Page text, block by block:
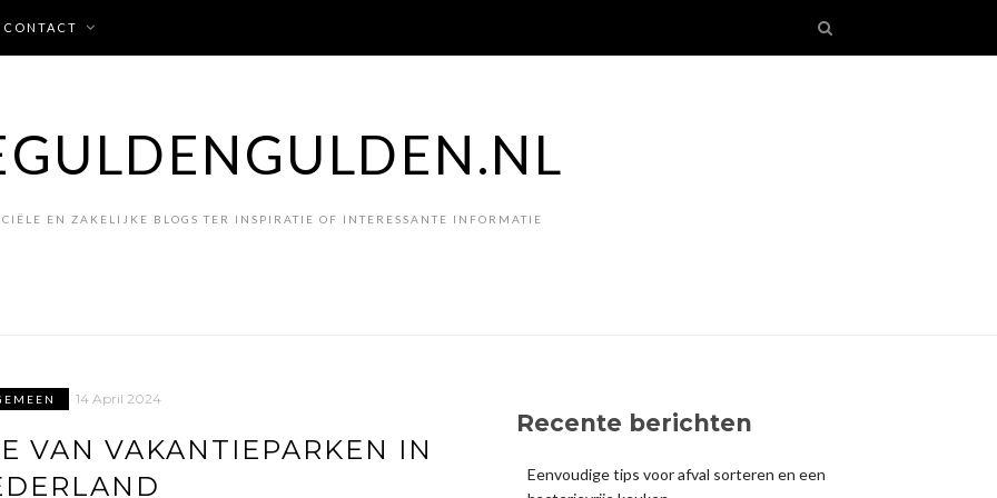
CONTACT
EN ZAKELIJKE BLOGS TER INSPIRATIE OF INTERESSANTE INFORMATIE
14 April 2024
VAN VAKANTIEPARKEN IN
Recente berichten
Eenvoudige tips voor afval sorteren en een